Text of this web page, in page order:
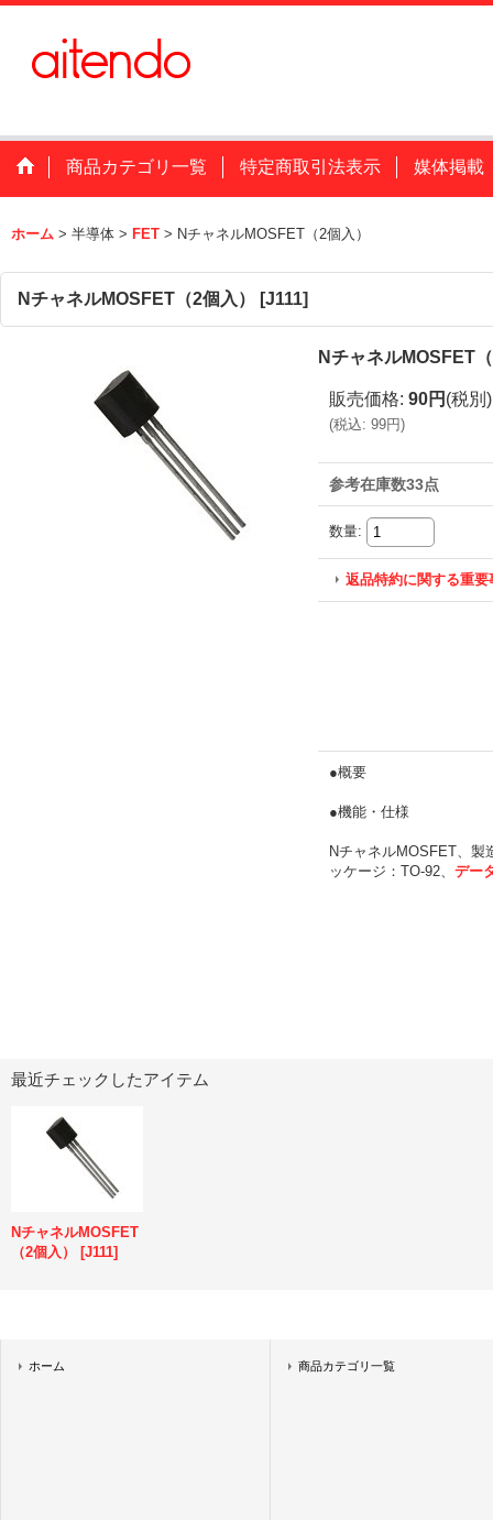
商品カテゴリ一覧 特定商取引法表示 媒体掲載
ホーム > 半導体 > FET > NチャネルMOSFET（2個入）
NチャネルMOSFET（2個入） [J111]
NチャネルMOSFET
販売価格: 90円 (税別)
(税込: 99円)
参考在庫数33点
数量:
返品特約に関する重要
●概要
●機能・仕様
NチャネルMOSFET、製
ッケージ：TO-92、 デー
最近チェックしたアイテム
NチャネルMOSFET
（2個入）
[J111]
ホーム 商品カテゴリ一覧